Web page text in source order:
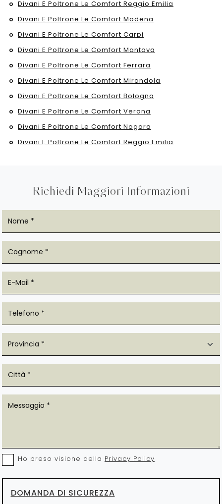
Divani E Poltrone Le Comfort Reggio Emilia
Divani E Poltrone Le Comfort Modena
Divani E Poltrone Le Comfort Carpi
Divani E Poltrone Le Comfort Mantova
Divani E Poltrone Le Comfort Ferrara
Divani E Poltrone Le Comfort Mirandola
Divani E Poltrone Le Comfort Bologna
Divani E Poltrone Le Comfort Verona
Divani E Poltrone Le Comfort Nogara
Divani E Poltrone Le Comfort Reggio Emilia
Richiedi Maggiori Informazioni
Ho preso visione della Privacy Policy
DOMANDA DI SICUREZZA